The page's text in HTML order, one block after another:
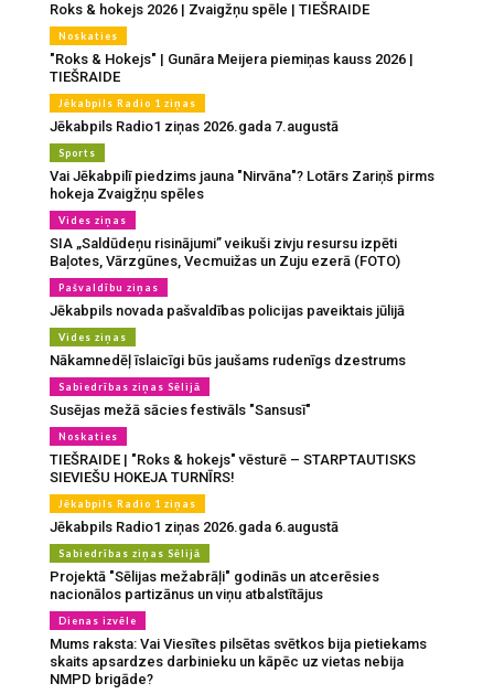
Roks & hokejs 2026 | Zvaigžņu spēle | TIEŠRAIDE
Noskaties
"Roks & Hokejs" | Gunāra Meijera piemiņas kauss 2026 |
TIEŠRAIDE
Jēkabpils Radio 1 ziņas
Jēkabpils Radio1 ziņas 2026.gada 7.augustā
Sports
Vai Jēkabpilī piedzims jauna "Nirvāna"? Lotārs Zariņš pirms
hokeja Zvaigžņu spēles
Vides ziņas
SIA „Saldūdeņu risinājumi” veikuši zivju resursu izpēti
Baļotes, Vārzgūnes, Vecmuižas un Zuju ezerā (FOTO)
Pašvaldību ziņas
Jēkabpils novada pašvaldības policijas paveiktais jūlijā
Vides ziņas
Nākamnedēļ īslaicīgi būs jaušams rudenīgs dzestrums
Sabiedrības ziņas Sēlijā
Susējas mežā sācies festivāls "Sansusī"
Noskaties
TIEŠRAIDE | "Roks & hokejs" vēsturē – STARPTAUTISKS
SIEVIEŠU HOKEJA TURNĪRS!
Jēkabpils Radio 1 ziņas
Jēkabpils Radio1 ziņas 2026.gada 6.augustā
Sabiedrības ziņas Sēlijā
Projektā "Sēlijas mežabrāļi" godinās un atcerēsies
nacionālos partizānus un viņu atbalstītājus
Dienas izvēle
Mums raksta: Vai Viesītes pilsētas svētkos bija pietiekams
skaits apsardzes darbinieku un kāpēc uz vietas nebija
NMPD brigāde?